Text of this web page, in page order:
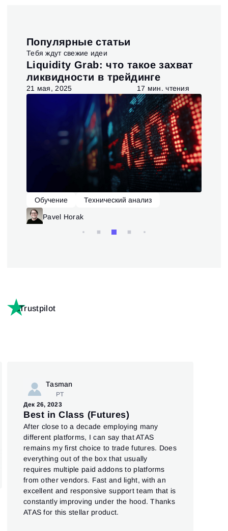
Популярные статьи
Тебя ждут свежие идеи
Liquidity Grab: что такое захват
ликвидности в трейдинге
21 мая, 2025 17 мин. чтения
Обучение Технический анализ
Pavel Horak
Trustpilot
Tasman
PT
Дек 26, 2023
Best in Class (Futures)
After close to a decade employing many
different platforms, I can say that ATAS
remains my first choice to trade futures. Does
everything out of the box that usually
requires multiple paid addons to platforms
from other vendors. Fast and light, with an
excellent and responsive support team that is
constantly improving under the hood. Thanks
ATAS for this stellar product.